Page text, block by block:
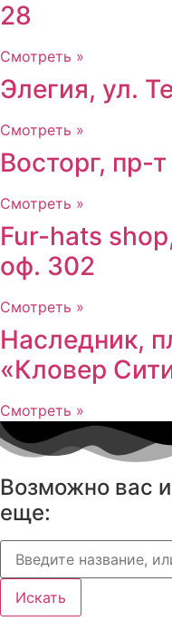
28
Смотреть »
Элегия, ул.
Смотреть »
Восторг, пр-
Смотреть »
Fur-hats
оф. 302
Смотреть »
Наследник,
«Кловер
Смотреть »
Возможно вас
еще:
Искать